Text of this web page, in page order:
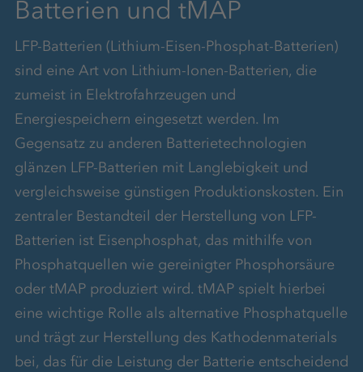
Batterien und tMAP
LFP-Batterien (Lithium-Eisen-Phosphat-Batterien)
sind eine Art von Lithium-Ionen-Batterien, die
zumeist in Elektrofahrzeugen und
Energiespeichern eingesetzt werden. Im
Gegensatz zu anderen Batterietechnologien
glänzen LFP-Batterien mit Langlebigkeit und
vergleichsweise günstigen Produktionskosten. Ein
zentraler Bestandteil der Herstellung von LFP-
Batterien ist Eisenphosphat, das mithilfe von
Phosphatquellen wie gereinigter Phosphorsäure
oder tMAP produziert wird. tMAP spielt hierbei
eine wichtige Rolle als alternative Phosphatquelle
und trägt zur Herstellung des Kathodenmaterials
bei, das für die Leistung der Batterie entscheidend